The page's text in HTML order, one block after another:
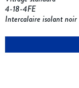
4-18-4FE
Intercalaire isolant noir